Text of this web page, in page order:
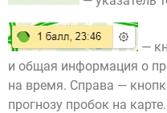
—
и общая информация о
на время. Справа —
прогнозу пробок на карте.